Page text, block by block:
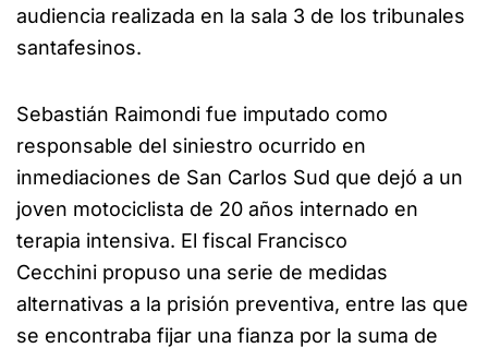
audiencia realizada en la sala 3 de los tribunales
santafesinos.
Sebastián Raimondi fue imputado como
responsable del siniestro ocurrido en
inmediaciones de San Carlos Sud que dejó a un
joven motociclista de 20 años internado en
terapia intensiva. El fiscal Francisco
Cecchini propuso una serie de medidas
alternativas a la prisión preventiva, entre las que
se encontraba fijar una fianza por la suma de